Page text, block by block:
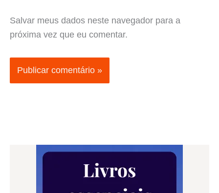
Salvar meus dados neste navegador para a
próxima vez que eu comentar.